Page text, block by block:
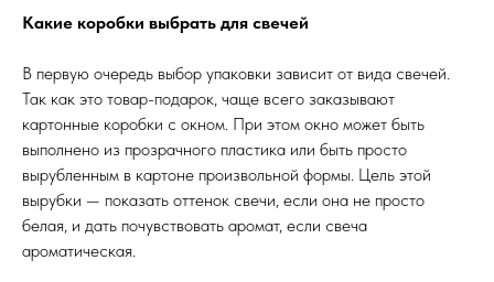
Какие коробки выбрать для свечей
В первую очередь выбор упаковки зависит от вида свечей.
Так как это товар-подарок, чаще всего заказывают
картонные коробки с окном. При этом окно может быть
выполнено из прозрачного пластика или быть просто
вырубленным в картоне произвольной формы. Цель этой
вырубки — показать оттенок свечи, если она не просто
белая, и дать почувствовать аромат, если свеча
ароматическая.